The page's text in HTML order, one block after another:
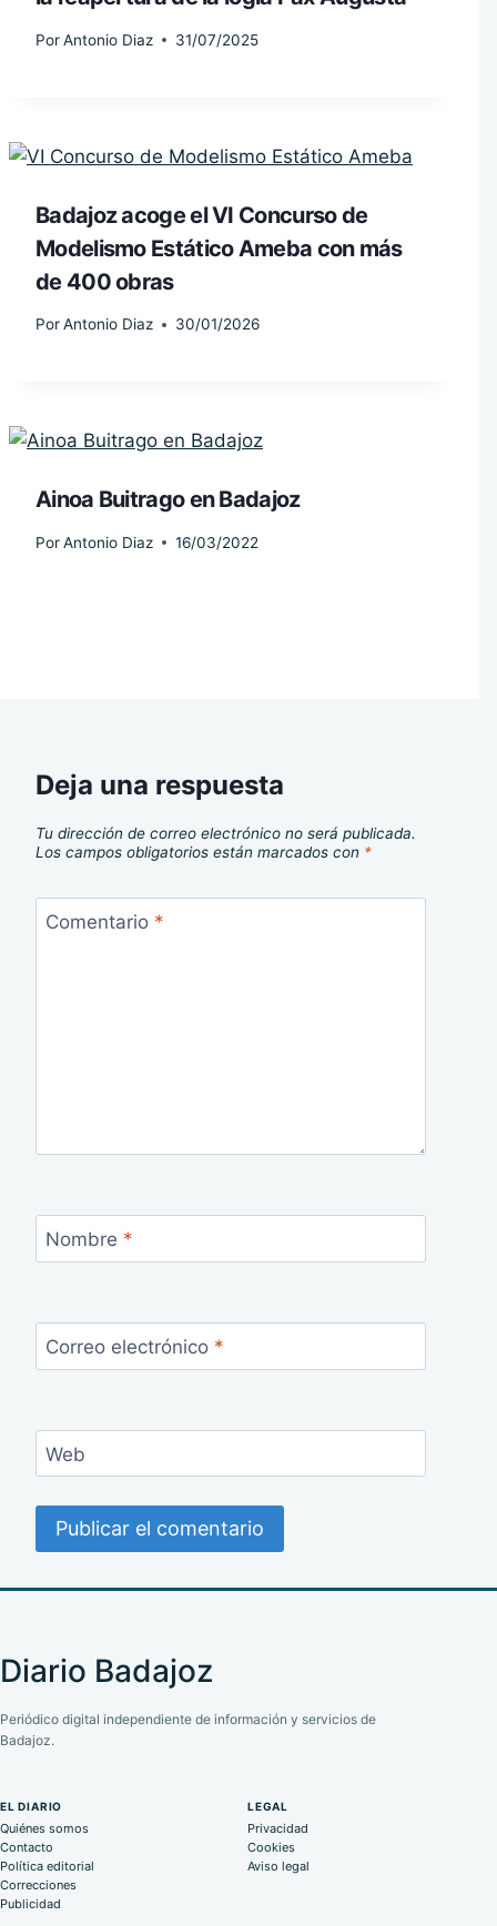
PorAntonio Diaz 31/07/2025
Badajoz acoge el VI Concurso de
Modelismo Estático Ameba con más
de 400 obras
PorAntonio Diaz 30/01/2026
Ainoa Buitrago en Badajoz
PorAntonio Diaz 16/03/2022
Deja una respuesta
Tu dirección de correo electrónico no será publicada.
Los campos obligatorios están marcados con *
Comentario *
Nombre *
Correo electrónico *
Web
Diario Badajoz
Periódico digital independiente de información y servicios de
Badajoz.
EL DIARIO
Quiénes somos
Contacto
Política editorial
Correcciones
Publicidad
LEGAL
Privacidad
Cookies
Aviso legal